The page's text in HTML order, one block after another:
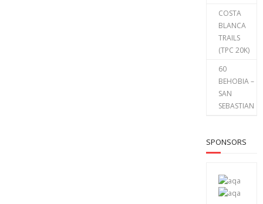
COSTA
BLANCA
TRAILS
(TPC 20K)
60
BEHOBIA –
SAN
SEBASTIAN
SPONSORS